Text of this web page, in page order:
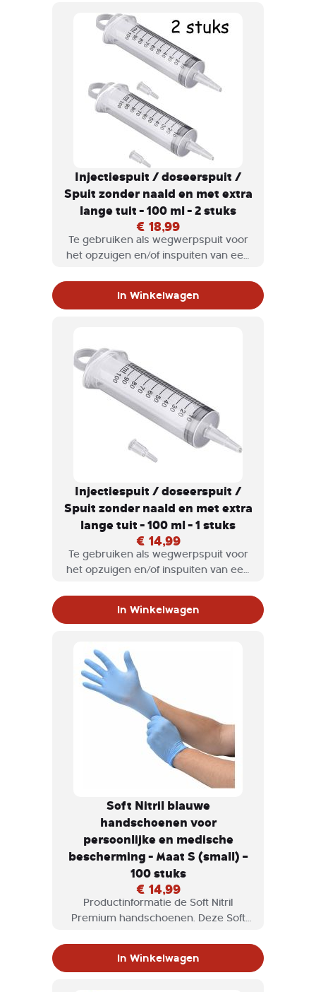
Injectiespuit / doseerspuit /
Spuit zonder naald en met extra
lange tuit - 100 ml - 2 stuks
€ 18,99
Te gebruiken als wegwerpspuit voor
het opzuigen en/of inspuiten van een
In Winkelwagen
Injectiespuit / doseerspuit /
Spuit zonder naald en met extra
lange tuit - 100 ml - 1 stuks
€ 14,99
Te gebruiken als wegwerpspuit voor
het opzuigen en/of inspuiten van een
In Winkelwagen
Soft Nitril blauwe
handschoenen voor
persoonlijke en medische
bescherming - Maat S (small) –
100 stuks
€ 14,99
Productinformatie de Soft Nitril
Premium handschoenen. Deze Soft
In Winkelwagen